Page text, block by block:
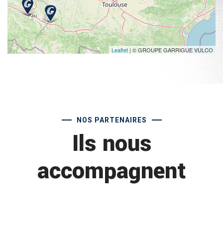
Leaflet | © GROUPE GARRIGUE VULCO
NOS PARTENAIRES
Ils nous
accompagnent